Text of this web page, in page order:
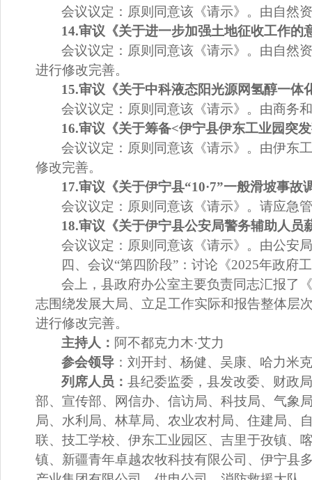
会议议定： 原则同意该《请示》。由自然
14.审议《关于进一步加强土地征收工作的
会议议定： 原则同意该《请示》。由自然
进行修改完善。
15.审议《关于中科液态阳光源网氢醇一体
会议议定： 原则同意该《请示》。由商务
16.审议《关于筹备<伊宁县伊东工业园突
会议议定： 原则同意该《请示》。由伊东
修改完善。
17.审议《关于伊宁县“10·7”一般滑坡事故
会议议定： 原则同意该《请示》。请应急
18.审议《关于伊宁县公安局警务辅助人员
会议议定： 原则同意该《请示》。由公安
四、会议“第四阶段” ：讨论《2025年政府
会上，县政府办公室主要负责同志汇报了
志围绕发展大局、立足工作实际和报告整体层
进行修改完善。
主持人： 阿不都克力木·艾力
参会领导 ：刘开封、杨健、吴康、 哈力米
列席人员 ：县纪委监委，县发改委、财政
部、宣传部、网信办、信访局、科技局、气象
局、水利局、林草局、农业农村局、住建局、
联、技工学校、伊东工业园区、吉里于孜镇、
镇、新疆青年卓越农牧科技有限公司、伊宁县